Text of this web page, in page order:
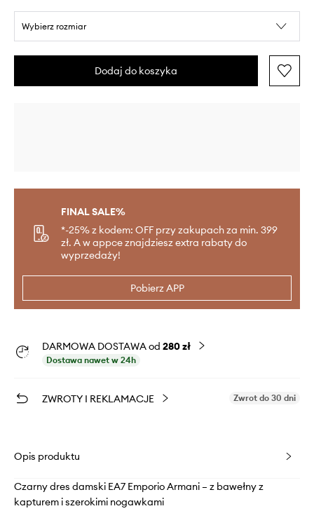
Wybierz rozmiar
Dodaj do koszyka
FINAL SALE%
*-25% z kodem: OFF przy zakupach za min. 399
zł. A w appce znajdziesz extra rabaty do
wyprzedaży!
Pobierz APP
DARMOWA DOSTAWA od 280 zł
Dostawa nawet w 24h
ZWROTY I REKLAMACJE Zwrot do 30 dni
Opis produktu
Czarny dres damski EA7 Emporio Armani – z bawełny z
kapturem i szerokimi nogawkami